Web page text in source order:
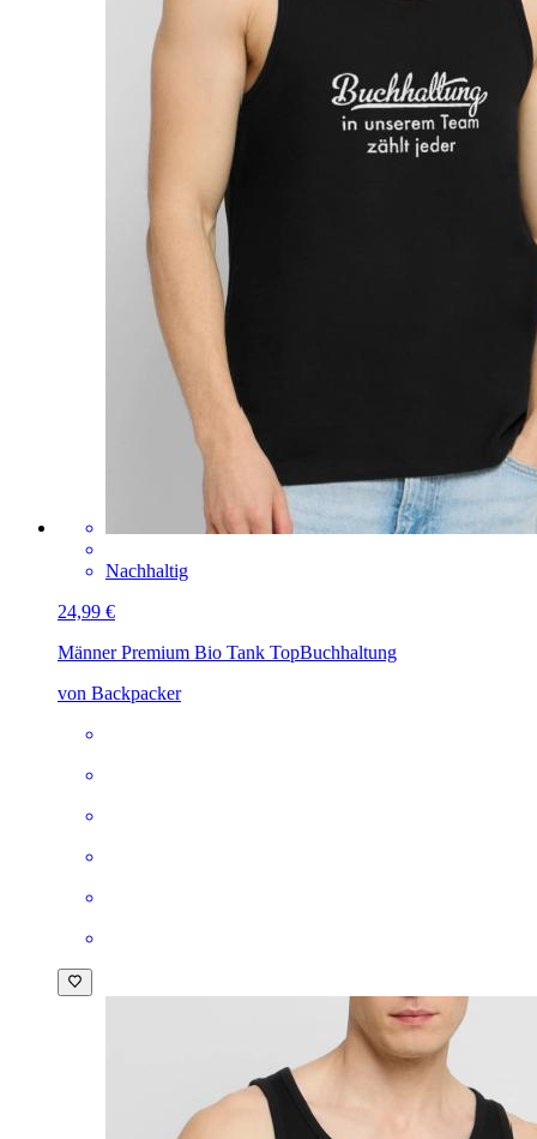
Nachhaltig
24,99 €
Männer Premium Bio Tank TopBuchhaltung
von Backpacker